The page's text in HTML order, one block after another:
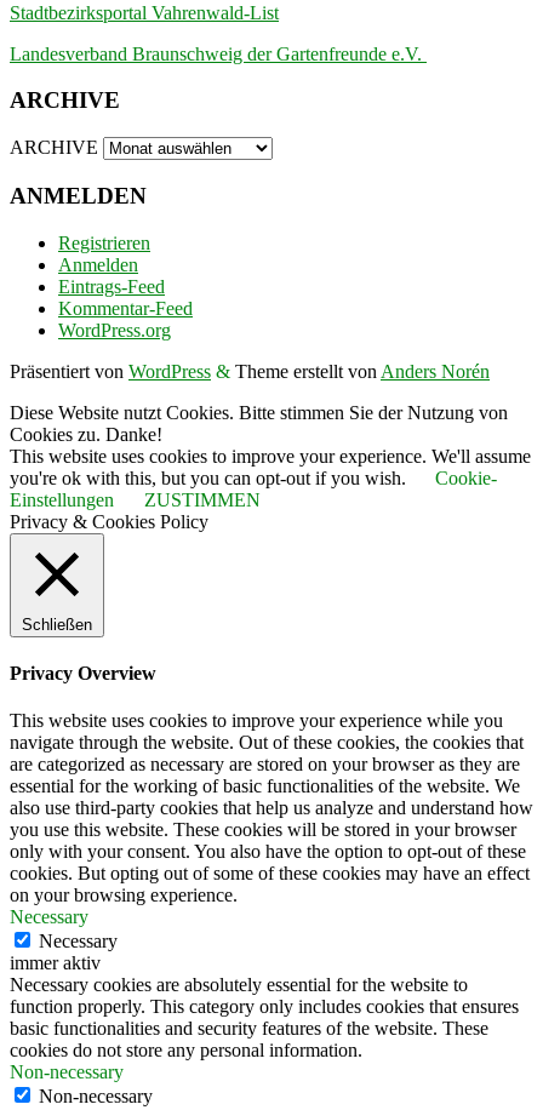
Stadtbezirksportal Vahrenwald-List
Landesverband Braunschweig der Gartenfreunde e.V.
ARCHIVE
ARCHIVE
ANMELDEN
Registrieren
Anmelden
Eintrags-Feed
Kommentar-Feed
WordPress.org
Präsentiert von WordPress & Theme erstellt von Anders Norén
Diese Website nutzt Cookies. Bitte stimmen Sie der Nutzung von
Cookies zu. Danke!
This website uses cookies to improve your experience. We'll assume
you're ok with this, but you can opt-out if you wish.
Cookie-
Einstellungen
ZUSTIMMEN
Privacy & Cookies Policy
Schließen
Privacy Overview
This website uses cookies to improve your experience while you
navigate through the website. Out of these cookies, the cookies that
are categorized as necessary are stored on your browser as they are
essential for the working of basic functionalities of the website. We
also use third-party cookies that help us analyze and understand how
you use this website. These cookies will be stored in your browser
only with your consent. You also have the option to opt-out of these
cookies. But opting out of some of these cookies may have an effect
on your browsing experience.
Necessary
Necessary
immer aktiv
Necessary cookies are absolutely essential for the website to
function properly. This category only includes cookies that ensures
basic functionalities and security features of the website. These
cookies do not store any personal information.
Non-necessary
Non-necessary